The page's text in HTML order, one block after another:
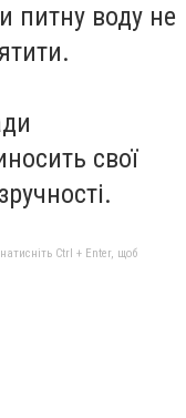
питну воду не
свої
Ctrl + Enter, щоб